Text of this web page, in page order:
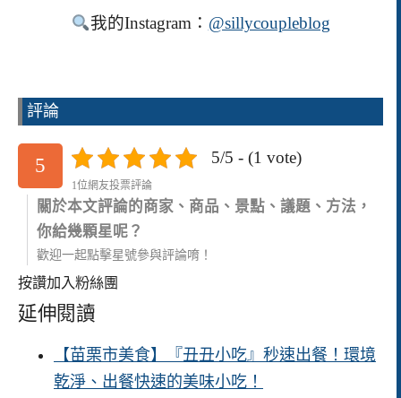
我的Instagram： @sillycoupleblog
評論
5 5/5 - (1 vote)
1位網友投票評論
關於本文評論的商家、商品、景點、議題、方法，
你給幾顆星呢？
歡迎一起點擊星號參與評論唷！
按讚加入粉絲團
延伸閱讀
【苗栗市美食】『丑丑小吃』秒速出餐！環境
乾淨、出餐快速的美味小吃！